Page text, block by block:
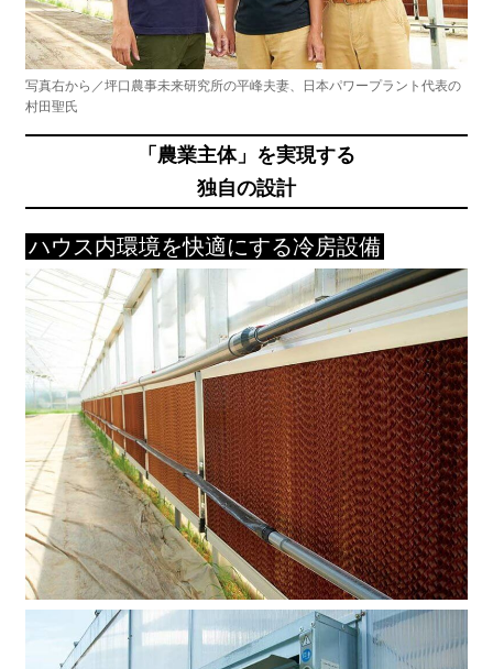
写真右から／坪口農事未来研究所の平峰夫妻、日本パワープラント代表の
村田聖氏
「農業主体」を実現する
独自の設計
ハウス内環境を快適にする冷房設備